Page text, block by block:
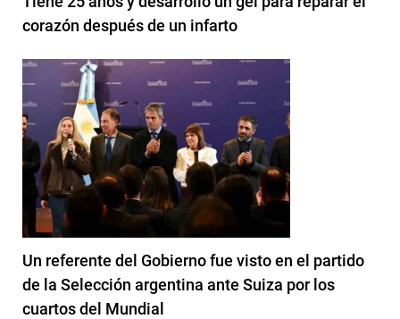
corazón después de un infarto
Un referente del Gobierno fue visto en el partido
de la Selección argentina ante Suiza por los
cuartos del Mundial